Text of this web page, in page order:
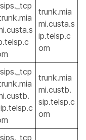
_sips._tcp
trunk.mia
mi.custa.s
ip.telsp.c
om
_sips._tcp
trunk.mia
mi.custb.
sip.telsp.c
om
_sips._tcp